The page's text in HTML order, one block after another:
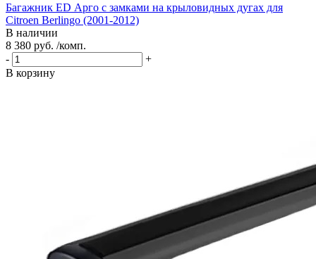
Багажник ED Арго с замками на крыловидных дугах для
Citroen Berlingo (2001-2012)
В наличии
8 380 руб. /комп.
-
+
В корзину